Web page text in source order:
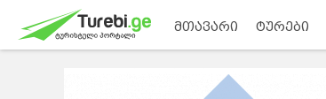
მთავარი ტურები